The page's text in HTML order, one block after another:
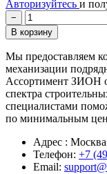
Авторизуйтесь и
−
В корзину
Мы предоставляем
механизации
Ассортимент ЗИОН
спектра
специалистами
по минимальным
Адрес :
Телефон: +7
Email: